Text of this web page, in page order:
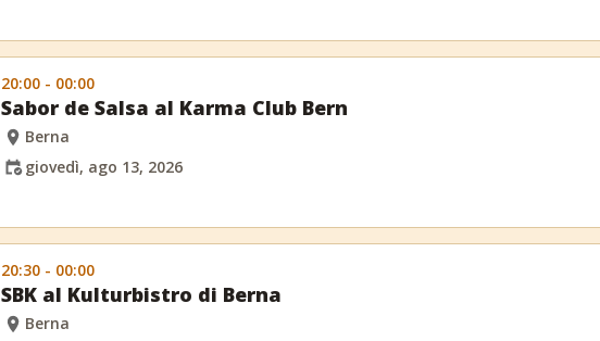
20:00 - 00:00
Sabor de Salsa al Karma Club Bern
Berna
giovedì, ago 13, 2026
20:30 - 00:00
SBK al Kulturbistro di Berna
Berna